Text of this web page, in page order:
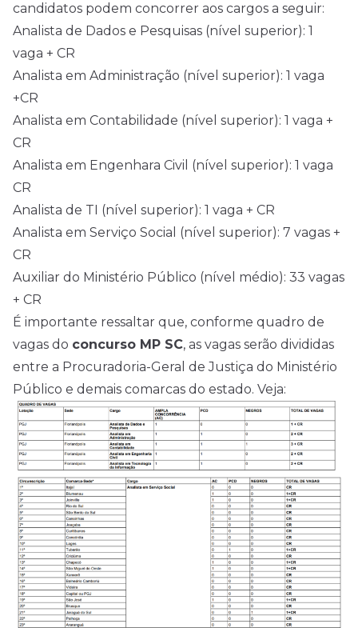
candidatos podem concorrer aos cargos a seguir:
Analista de Dados e Pesquisas (nível superior): 1
vaga + CR
Analista em Administração (nível superior): 1 vaga
+CR
Analista em Contabilidade (nível superior): 1 vaga +
CR
Analista em Engenhara Civil (nível superior): 1 vaga
CR
Analista de TI (nível superior): 1 vaga + CR
Analista em Serviço Social (nível superior): 7 vagas +
CR
Auxiliar do Ministério Público (nível médio): 33 vagas
+ CR
É importante ressaltar que, conforme quadro de
vagas do concurso MP SC, as vagas serão divididas
entre a Procuradoria-Geral de Justiça do Ministério
Público e demais comarcas do estado. Veja: